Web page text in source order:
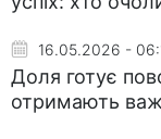
16.05.2026 -
Доля готує
отримають